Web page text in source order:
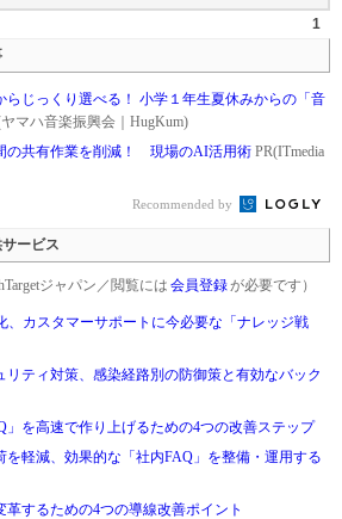
1
らじっくり選べる！ 小学１年生夏休みからの「音
マハ音楽振興会｜HugKum)
の共有作業を削減！ 現場のAI活用術 PR(ITmedia
Recommended by
ービス
ジャパン／閲覧には 会員登録が必要です）
、カスタマーサポートに今必要な「ナレッジ戦
リティ対策、感染経路別の防御策と有効なバック
」を高速で作り上げるための4つの改善ステップ
を軽減、効果的な「社内FAQ」を整備・運用する
革するための4つの導線改善ポイント